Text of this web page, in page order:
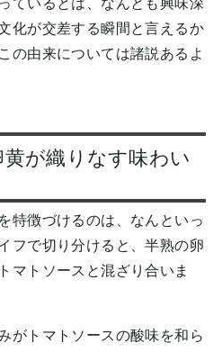
化が交差する瞬間と言えるか
の由来については諸説あるよ
が織りなす味わい
特徴づけるのは、なんといっ
フで切り分けると、半熟の卵
マトソースと混ざり合いま
がトマトソースの酸味を和ら